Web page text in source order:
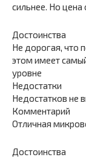
сильнее. Но
Достоинства
Не дорогая, что
этом имеет
уровне
Недостатки
Недостатков не
Комментарий
Отличная
Достоинства